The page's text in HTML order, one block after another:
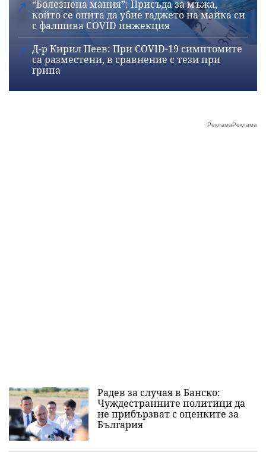
“Болезнена мания”: Присъда за мъжа,
който се опита да убие гаджето на майка си
с фалшива COVID инжекция
Д-р Кирил Пеев: При COVID-19 симптомите
са разместени, в сравнение с тези при
грипа
Радев за случая в Банско:
Чуждестранните политици да
не прибързват с оценките за
България